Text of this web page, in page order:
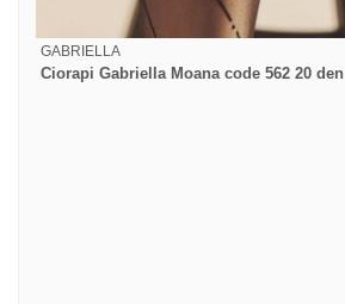
GABRIELLA
Ciorapi Gabriella Moana code 562 20 den